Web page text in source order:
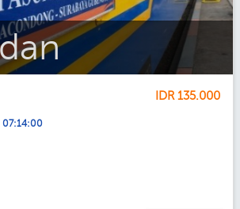
IDR 135.000
07:14:00